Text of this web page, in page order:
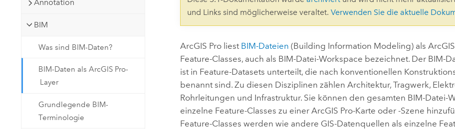
Natürliche Ressourcen
Alle Branchen Alle Storys
Annotation
BIM
Was sind BIM-Daten?
BIM-Daten als ArcGIS Pro-
Layer
Grundlegende BIM-
Terminologie
und Links sind möglicherweise veraltet.Verwenden Sie die aktuelle
ArcGIS Pro liest BIM-Dateien (Building Information Modeling) als
Feature-Classes, auch als BIM-Datei-Workspace bezeichnet. Der BIM-
ist in Feature-Datasets unterteilt, die nach konventionellen
benannt sind. Zu diesen Disziplinen zählen Architektur, Tragwerk,
Rohrleitungen und Infrastruktur. Sie können den gesamten BIM-Datei-
einzelne Feature-Classes zu einerArcGIS Pro-Karte oder -Szene
Feature-Classes werden wie andere GIS-Datenquellen als einzelne